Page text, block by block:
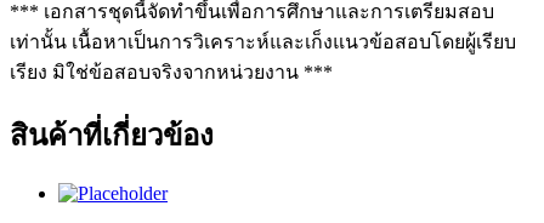
*** เอกสารชุดนี้จัดทำขึ้นเพื่อการศึกษาและการเตรียมสอบ
เท่านั้น เนื้อหาเป็นการวิเคราะห์และเก็งแนวข้อสอบโดยผู้เรียบ
เรียง มิใช่ข้อสอบจริงจากหน่วยงาน ***
สินค้าที่เกี่ยวข้อง